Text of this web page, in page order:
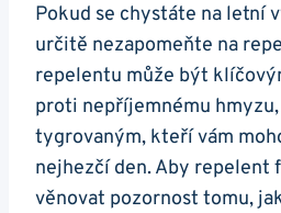
Pokud se chystáte na letní
určitě nezapomeňte na
repelentu může být
proti nepříjemnému
tygrovaným, kteří vám
nejhezčí den. Aby repelent
věnovat pozornost tomu,